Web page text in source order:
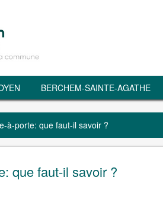
BERCHEM-SAINTE-AGATHE
à-porte: que faut-il savoir ?
que faut-il savoir ?